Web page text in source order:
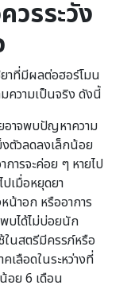
วรระวัง
าที่มีผลต่อฮอร์โมน
ความเป็นจริง ดังนี้
อาจพบปัญหาความ
ตัวลดลงเล็กน้อย
ารจะค่อย ๆ หายไป
ปเมื่อหยุดยา
น้าอก หรืออาการ
บได้ไม่บ่อยนัก
ในสตรีมีครรภ์หรือ
เลือดในระหว่างที่
อย 6 เดือน